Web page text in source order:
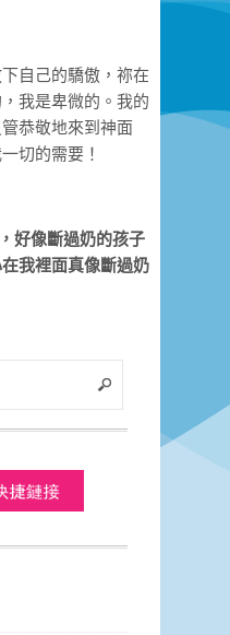
下自己的驕傲，祢在
我是卑微的。我的
恭敬地來到神面
切的需要！
好像斷過奶的孩子
我裡面真像斷過奶